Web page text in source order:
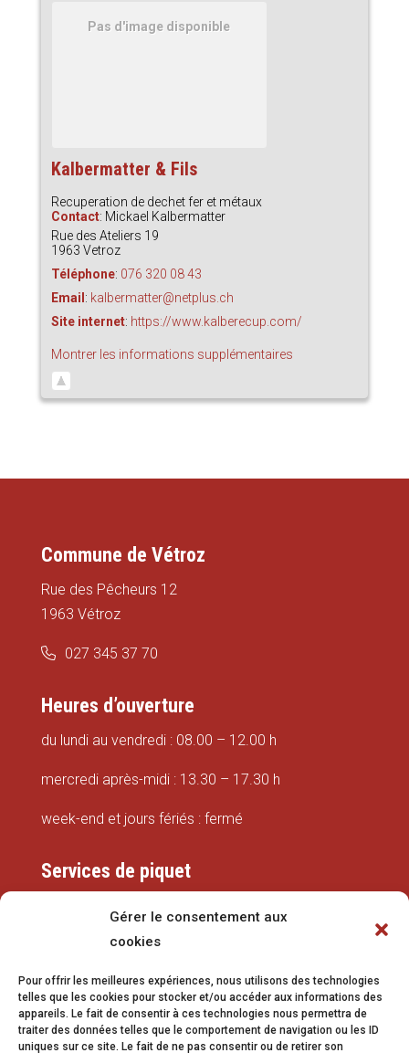
Gérer le consentement aux
cookies
Pour offrir les meilleures expériences, nous utilisons des technologies
telles que les cookies pour stocker et/ou accéder aux informations des
appareils. Le fait de consentir à ces technologies nous permettra de
traiter des données telles que le comportement de navigation ou les ID
uniques sur ce site. Le fait de ne pas consentir ou de retirer son
Pas d'image disponible
Kalbermatter & Fils
Recuperation de dechet fer et métaux
Contact: Mickael Kalbermatter
Rue des Ateliers 19
1963 Vetroz
Téléphone: 076 320 08 43
Email : kalbermatter@netplus.ch
Site internet: https://www.kalberecup.com/
Montrer les informations supplémentaires
Commune de Vétroz
Rue des Pêcheurs 12
1963 Vétroz
027 345 37 70
Heures d’ouverture
du lundi au vendredi : 08.00 – 12.00 h
mercredi après-midi : 13.30 – 17.30 h
week-end et jours fériés : fermé
Services de piquet
079 337 66 42
eaux@vetroz.ch
Travaux publics